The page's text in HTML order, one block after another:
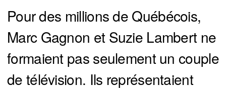
Pour des millions de Québécois,
Marc Gagnon et Suzie Lambert ne
formaient pas seulement un couple
de télévision. Ils représentaient